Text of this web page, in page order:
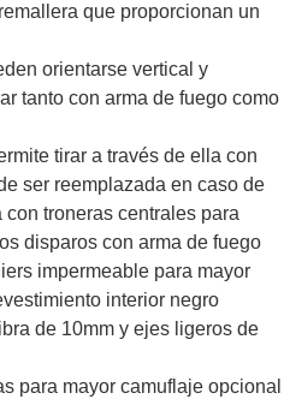
que proporcionan un
orientarse vertical y
tanto con arma de fuego como
tirar a través de ella con
ser reemplazada en caso de
troneras centrales para
disparos con arma de fuego
impermeable para mayor
interior negro
de 10mm y ejes ligeros de
para mayor camuflaje opcional